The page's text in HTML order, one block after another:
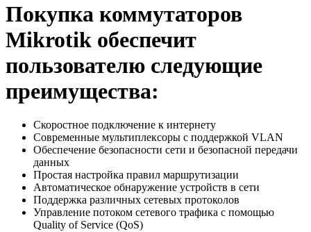
Покупка коммутаторов
Mikrotik обеспечит
пользователю следующие
преимущества:
Скоростное подключение к интернету
Современные мультиплексоры с поддержкой VLAN
Обеспечение безопасности сети и безопасной передачи
данных
Простая настройка правил маршрутизации
Автоматическое обнаружение устройств в сети
Поддержка различных сетевых протоколов
Управление потоком сетевого трафика с помощью
Quality of Service (QoS)